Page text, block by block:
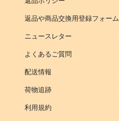
返品や商品交換用登録フォーム
ニュースレター
よくあるご質問
配送情報
荷物追跡
利用規約